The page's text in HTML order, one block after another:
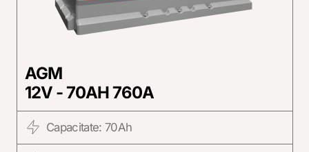
AGM
12V - 70AH 760A
Capacitate: 70Ah